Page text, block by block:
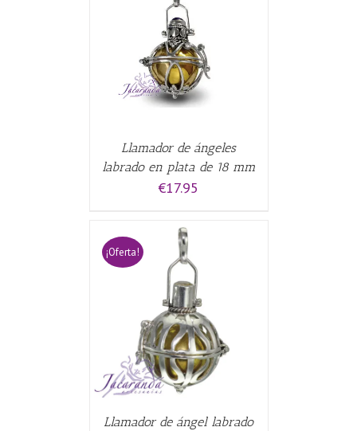
Llamador de ángeles
labrado en plata de 18 mm
€17.95
¡Oferta!
Llamador de ángel labrado